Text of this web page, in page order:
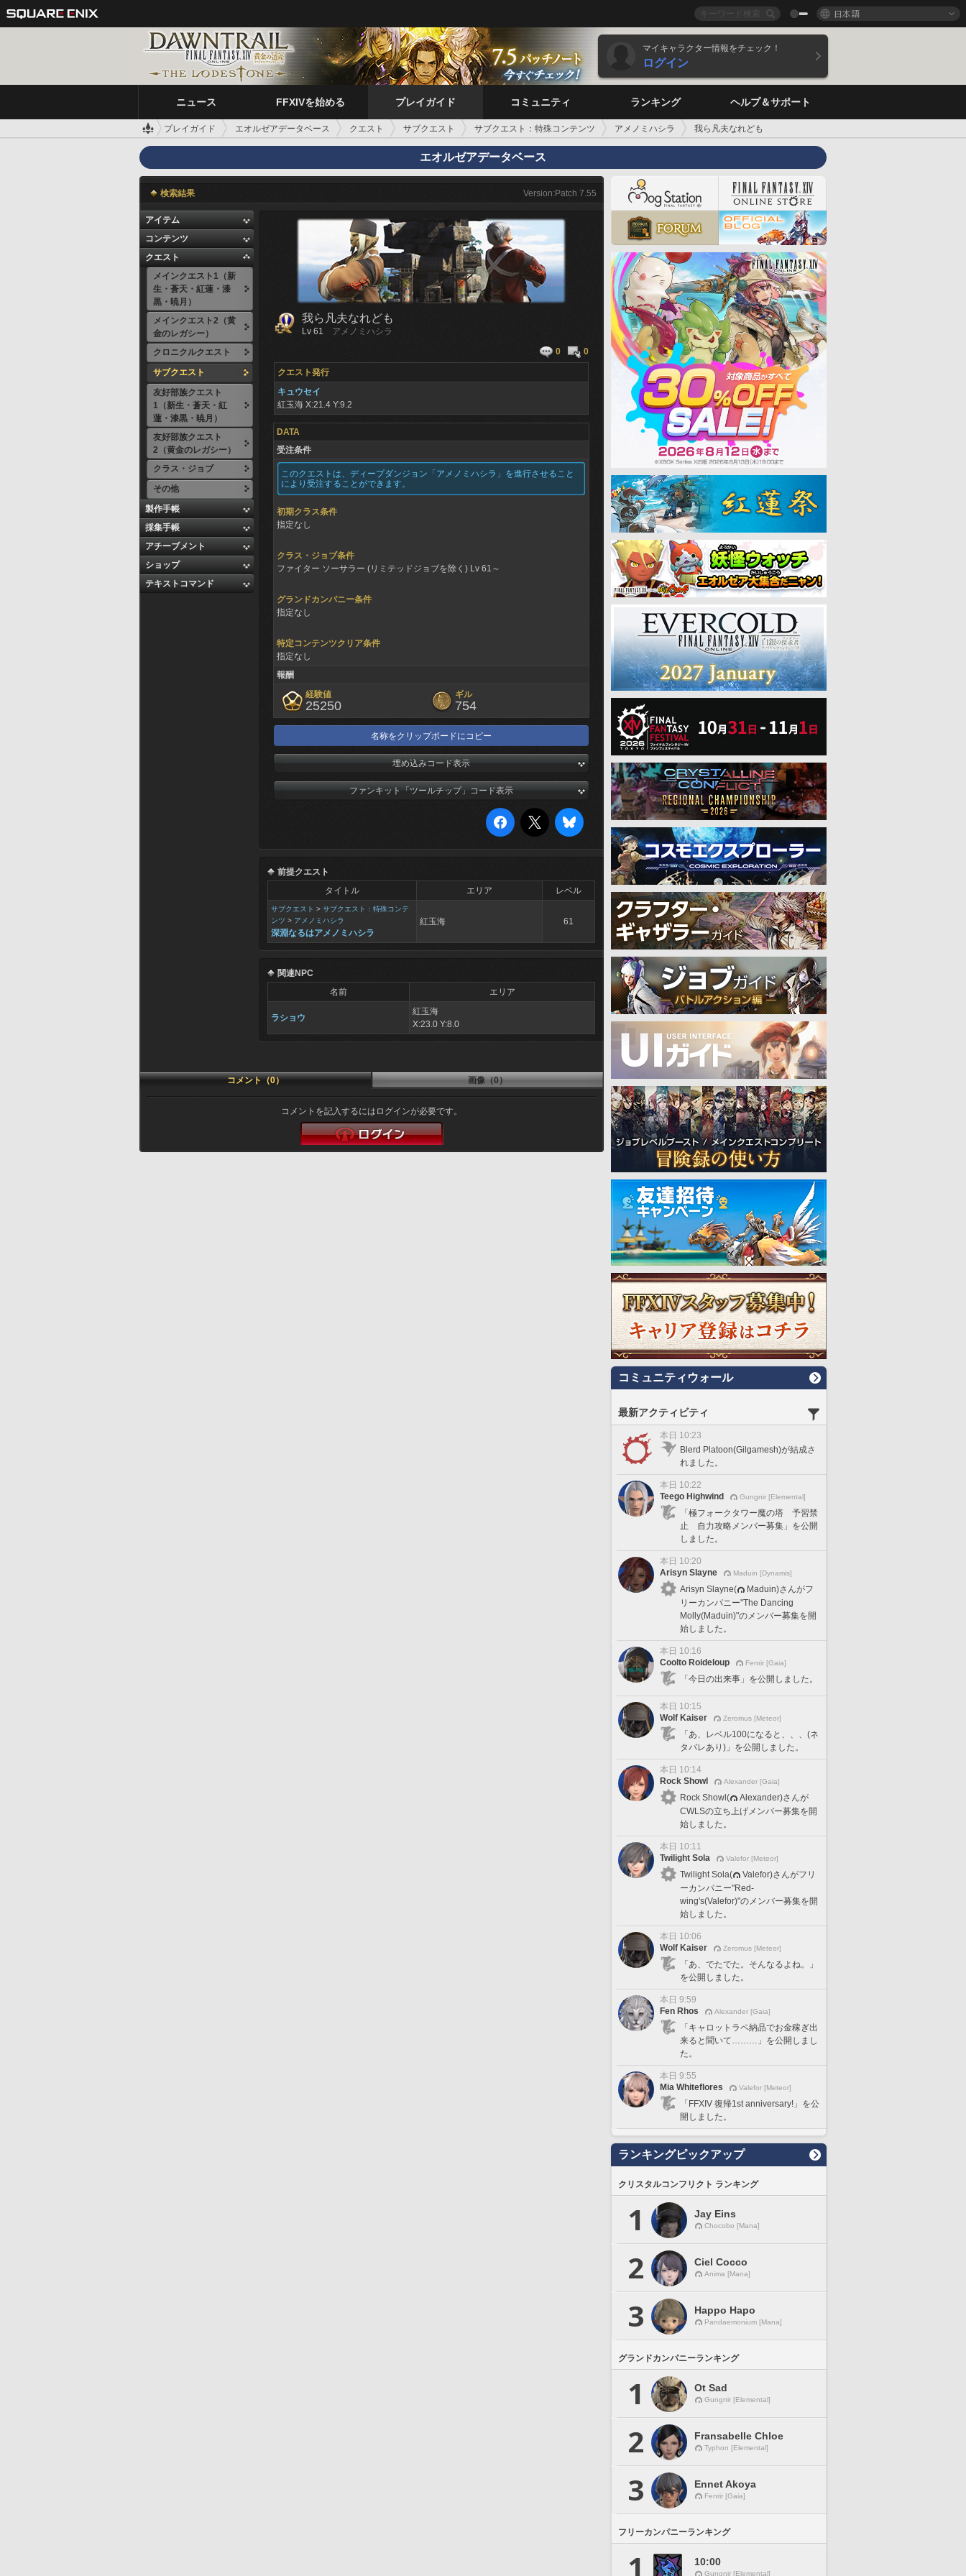
日本語
マイキャラクター情報をチェック！
ログイン
ニュース FFXIVを始める プレイガイド コミュニティ ランキング ヘルプ＆サポート
プレイガイド エオルゼアデータベース クエスト サブクエスト サブクエスト：特殊コンテンツ アメノミハシラ 我ら凡夫なれども
エオルゼアデータベース
検索結果 Version:Patch 7.55
アイテム
コンテンツ
クエスト
メインクエスト1（新
生・蒼天・紅蓮・漆
黒・暁月）
メインクエスト2（黄
金のレガシー）
クロニクルクエスト
サブクエスト
友好部族クエスト
1（新生・蒼天・紅
蓮・漆黒・暁月）
友好部族クエスト
2（黄金のレガシー）
クラス・ジョブ
その他
製作手帳
採集手帳
アチーブメント
ショップ
テキストコマンド
我ら凡夫なれども
Lv 61
アメノミハシラ
0
0
クエスト発行
キュウセイ
紅玉海 X:21.4 Y:9.2
DATA
受注条件
このクエストは、ディープダンジョン「アメノミハシラ」を進行させること
により受注することができます。
初期クラス条件
指定なし
クラス・ジョブ条件
ファイター ソーサラー (リミテッドジョブを除く) Lv 61～
グランドカンパニー条件
指定なし
特定コンテンツクリア条件
指定なし
報酬
経験値
25250
ギル
754
名称をクリップボードにコピー
埋め込みコード表示
ファンキット「ツールチップ」コード表示
前提クエスト
タイトル
エリア レベル
サブクエスト > サブクエスト：特殊コンテ
ンツ > アメノミハシラ
深淵なるはアメノミハシラ
紅玉海 61
関連NPC
名前
エリア
ラショウ
紅玉海
X:23.0 Y:8.0
コメント（0） 画像（0）
コメントを記入するにはログインが必要です。
コミュニティウォール
最新アクティビティ
本日 10:23
Blerd Platoon(Gilgamesh)が結成さ
れました。
本日 10:22
Teego Highwind
Gungnir [Elemental]
「極フォークタワー魔の塔 予習禁
止 自力攻略メンバー募集」を公開
しました。
本日 10:20
Arisyn Slayne
Maduin [Dynamis]
Arisyn Slayne(
Maduin)さんがフ
リーカンパニー"The Dancing
Molly(Maduin)"のメンバー募集を開
始しました。
本日 10:16
Coolto Roideloup
Fenrir [Gaia]
「今日の出来事」を公開しました。
本日 10:15
Wolf Kaiser
Zeromus [Meteor]
「あ、レベル100になると、、、(ネ
タバレあり)」を公開しました。
本日 10:14
Rock Showl
Alexander [Gaia]
Rock Showl(
Alexander)さんが
CWLSの立ち上げメンバー募集を開
始しました。
本日 10:11
Twilight Sola
Valefor [Meteor]
Twilight Sola(
Valefor)さんがフリ
ーカンパニー"Red-
wing's(Valefor)"のメンバー募集を開
始しました。
本日 10:06
Wolf Kaiser
Zeromus [Meteor]
「あ、でたでた。そんなるよね。」
を公開しました。
本日 9:59
Fen Rhos
Alexander [Gaia]
「キャロットラペ納品でお金稼ぎ出
来ると聞いて………」を公開しまし
た。
本日 9:55
Mia Whiteflores
Valefor [Meteor]
「FFXIV 復帰1st anniversary!」を公
開しました。
ランキングピックアップ
クリスタルコンフリクト ランキング
1 Jay Eins
Chocobo [Mana]
2 Ciel Cocco
Anima [Mana]
3 Happo Hapo
Pandaemonium [Mana]
グランドカンパニーランキング
1 Ot Sad
Gungnir [Elemental]
2 Fransabelle Chloe
Typhon [Elemental]
3 Ennet Akoya
Fenrir [Gaia]
フリーカンパニーランキング
1 10:00
Gungnir [Elemental]